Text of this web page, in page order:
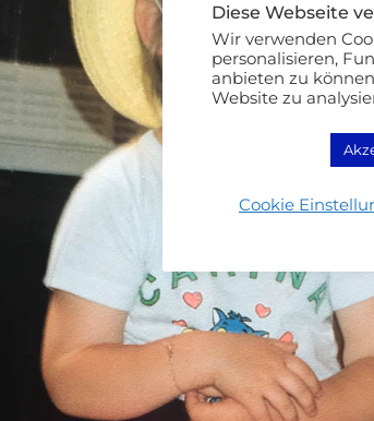
Diese Webseite
Wir verwenden
personalisieren,
anbieten zu
Website zu
Cookie